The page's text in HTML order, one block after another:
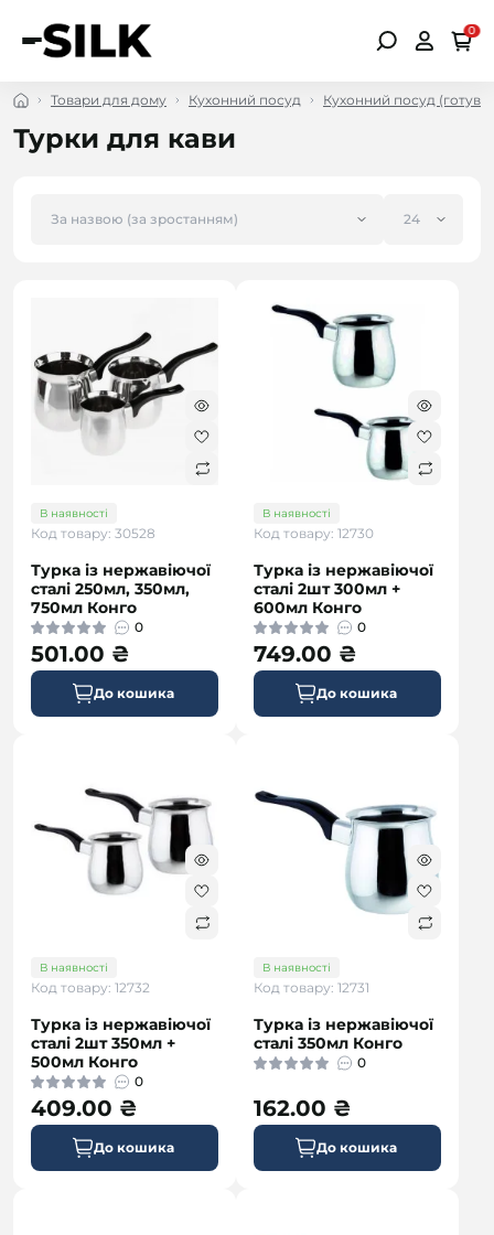
0
Товари для дому Кухонний посуд Кухонний посуд
Турки для кави
В наявності
Код товару: 30528
Турка із нержавіючої
сталі 250мл, 350мл,
750мл Конго
0
501.00 ₴
До кошика
В наявності
Код товару: 12730
Турка із нержавіючої
сталі 2шт 300мл +
600мл Конго
0
749.00 ₴
До кошика
В наявності
Код товару: 12732
Турка із нержавіючої
сталі 2шт 350мл +
500мл Конго
0
409.00 ₴
До кошика
В наявності
Код товару: 12731
Турка із нержавіючої
сталі 350мл Конго
0
162.00 ₴
До кошика